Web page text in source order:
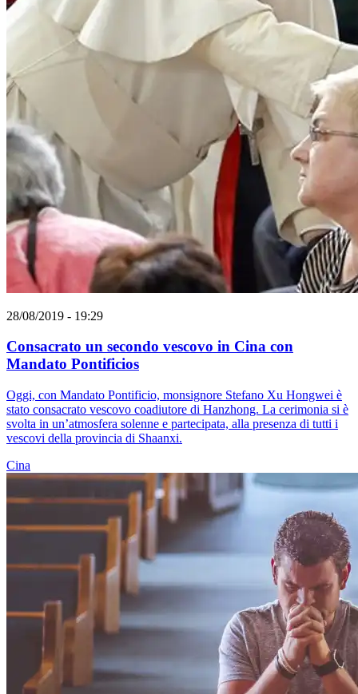
28/08/2019 - 19:29
Consacrato un secondo vescovo in Cina con
Mandato Pontificios
Oggi, con Mandato Pontificio, monsignore Stefano Xu Hongwei è
stato consacrato vescovo coadiutore di Hanzhong. La cerimonia si è
svolta in un’atmosfera solenne e partecipata, alla presenza di tutti i
vescovi della provincia di Shaanxi.
Cina